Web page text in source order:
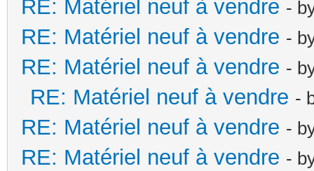
RE: Matériel neuf à vendre -
RE: Matériel neuf à vendre -
RE: Matériel neuf à vendre -
RE: Matériel neuf à vendre -
RE: Matériel neuf à vendre -
RE: Matériel neuf à vendre -